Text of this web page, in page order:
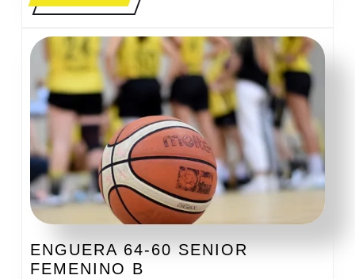
MÁS
ENGUERA 64-60 SENIOR
FEMENINO B